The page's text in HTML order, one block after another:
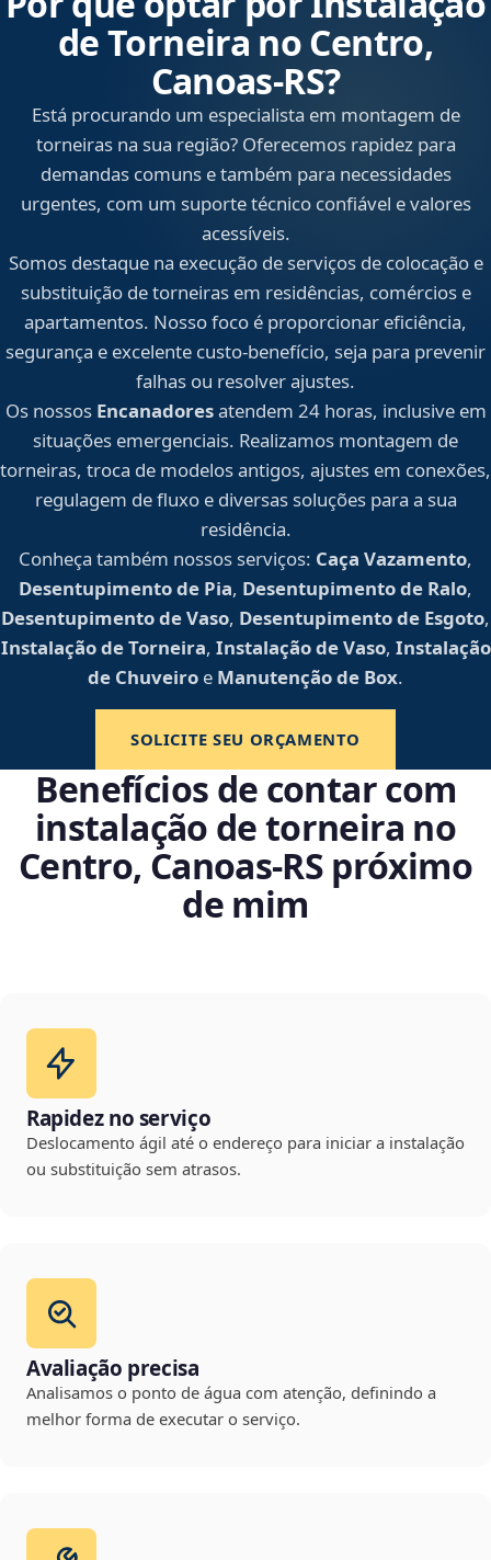
de Torneira no Centro,
Canoas‑RS?
Está procurando um especialista em montagem de
torneiras na sua região? Oferecemos rapidez para
demandas comuns e também para necessidades
urgentes, com um suporte técnico confiável e valores
acessíveis.
Somos destaque na execução de serviços de colocação e
substituição de torneiras em residências, comércios e
apartamentos. Nosso foco é proporcionar eficiência,
segurança e excelente custo-benefício, seja para prevenir
falhas ou resolver ajustes.
Os nossos Encanadoresatendem 24 horas, inclusive em
situações emergenciais. Realizamos montagem de
torneiras, troca de modelos antigos, ajustes em conexões,
regulagem de fluxo e diversas soluções para a sua
residência.
Conheça também nossos serviços: Caça Vazamento,
Desentupimento de Pia, Desentupimento de Ralo,
Desentupimento de Vaso, Desentupimento de Esgoto,
Instalação de Torneira, Instalação de Vaso, Instalação
de Chuveiro e Manutenção de Box.
SOLICITE SEU ORÇAMENTO
Benefícios de contar com
instalação de torneira no
Centro, Canoas‑RS próximo
de mim
Rapidez no serviço
Deslocamento ágil até o endereço para iniciar a instalação
ou substituição sem atrasos.
Avaliação precisa
Analisamos o ponto de água com atenção, definindo a
melhor forma de executar o serviço.